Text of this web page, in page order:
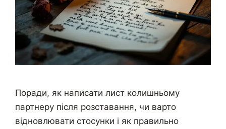
Поради, як написати лист колишньому
партнеру після розставання, чи варто
відновлювати стосунки і як правильно